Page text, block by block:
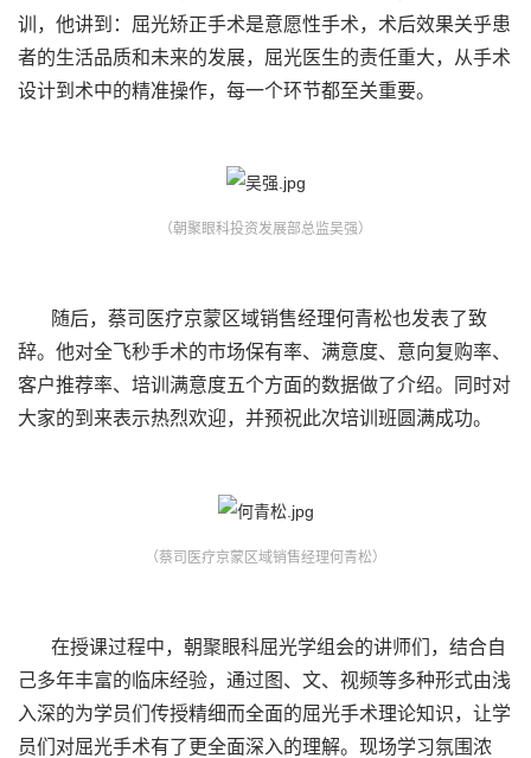
训，他讲到：屈光矫正手术是意愿性手术，术后效果关乎患
者的生活品质和未来的发展，屈光医生的责任重大，从手术
设计到术中的精准操作，每一个环节都至关重要。
（朝聚眼科投资发展部总监吴强）
随后，蔡司医疗京蒙区域销售经理何青松也发表了致
辞。他对全飞秒手术的市场保有率、满意度、意向复购率、
客户推荐率、培训满意度五个方面的数据做了介绍。同时对
大家的到来表示热烈欢迎，并预祝此次培训班圆满成功。
（蔡司医疗京蒙区域销售经理何青松）
在授课过程中，朝聚眼科屈光学组会的讲师们，结合自
己多年丰富的临床经验，通过图、文、视频等多种形式由浅
入深的为学员们传授精细而全面的屈光手术理论知识，让学
员们对屈光手术有了更全面深入的理解。现场学习氛围浓